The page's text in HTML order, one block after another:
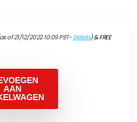
of 21/12/2022 10:09 PST-Details)&FREE
AAN